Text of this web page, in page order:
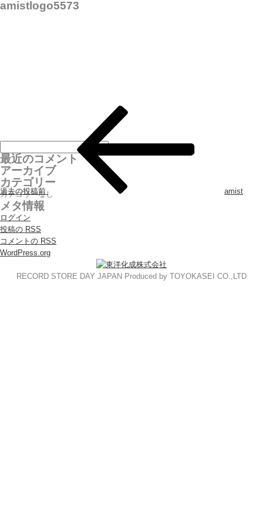
amistlogo5573
過去の投稿前 amist
最近のコメント
アーカイブ
カテゴリー
カテゴリーなし
メタ情報
ログイン
投稿の RSS
コメントの RSS
WordPress.org
RECORD STORE DAY JAPAN Produced by TOYOKASEI CO.,LTD